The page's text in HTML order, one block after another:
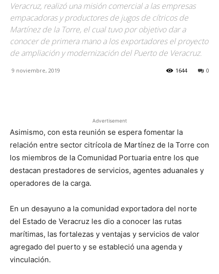
Veracruz, realizó una misión comercial a las empresas
empacadoras y productores de jugos de cítricos de
Martínez de la Torre, el cual tuvo por objetivo dar a
conocer de primera mano a los exportadores el proyecto
de ampliación y modernización del Puerto de Veracruz.
9 noviembre, 2019 0
1644
Advertisement
Asimismo, con esta reunión se espera fomentar la
relación entre sector citrícola de Martínez de la Torre con
los miembros de la Comunidad Portuaria entre los que
destacan prestadores de servicios, agentes aduanales y
operadores de la carga.
En un desayuno a la comunidad exportadora del norte
del Estado de Veracruz les dio a conocer las rutas
marítimas, las fortalezas y ventajas y servicios de valor
agregado del puerto y se estableció una agenda y
vinculación.